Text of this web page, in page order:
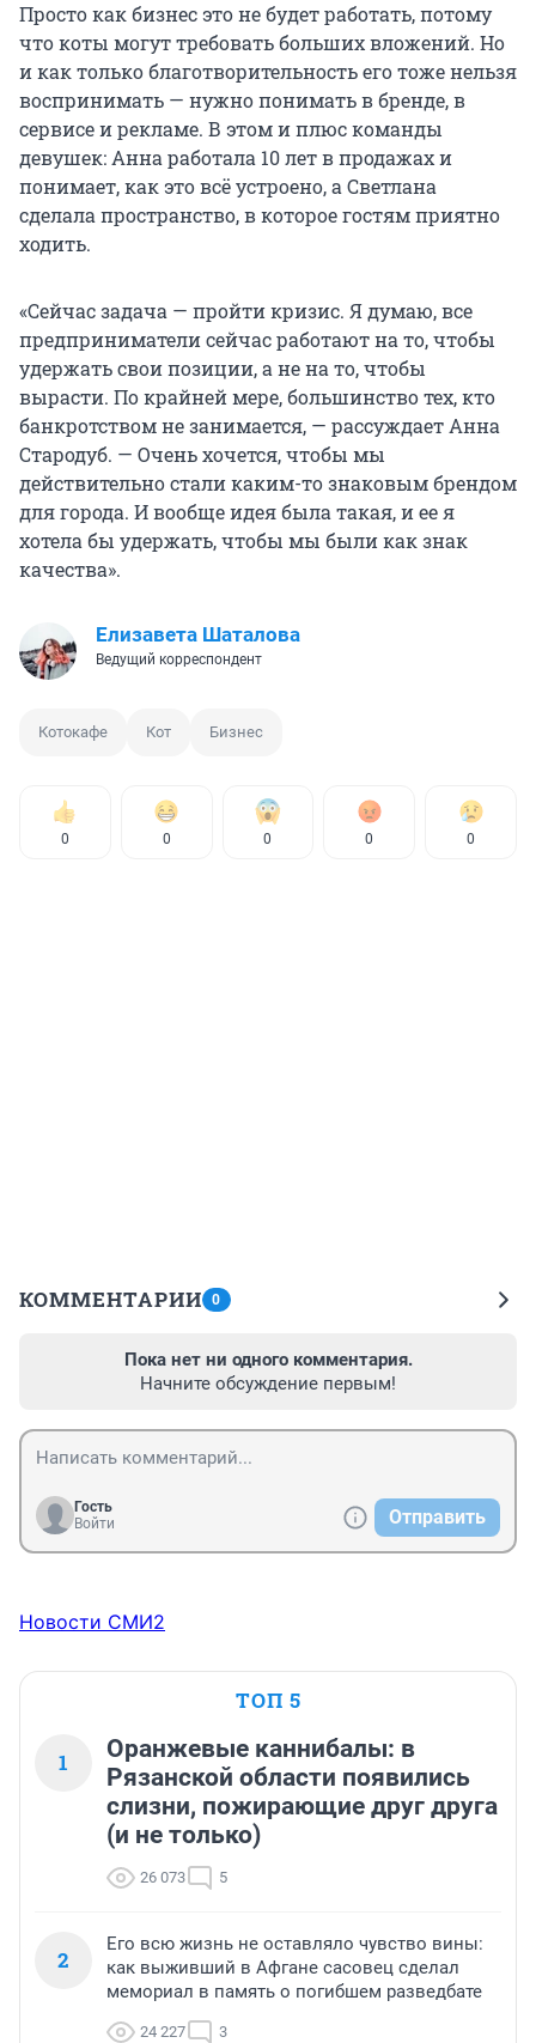
Просто как бизнес это не будет работать, потому
что коты могут требовать больших вложений. Но
и как только благотворительность его тоже нельзя
воспринимать — нужно понимать в бренде, в
сервисе и рекламе. В этом и плюс команды
девушек: Анна работала 10 лет в продажах и
понимает, как это всё устроено, а Светлана
сделала пространство, в которое гостям приятно
ходить.
«Сейчас задача — пройти кризис. Я думаю, все
предприниматели сейчас работают на то, чтобы
удержать свои позиции, а не на то, чтобы
вырасти. По крайней мере, большинство тех, кто
банкротством не занимается, — рассуждает Анна
Стародуб. — Очень хочется, чтобы мы
действительно стали каким-то знаковым брендом
для города. И вообще идея была такая, и ее я
хотела бы удержать, чтобы мы были как знак
качества».
Елизавета Шаталова
Ведущий корреспондент
Котокафе Кот Бизнес
0 0 0 0 0
КОММЕНТАРИИ 0
Пока нет ни одного комментария.
Начните обсуждение первым!
Гость
Войти
Отправить
Новости СМИ2
ТОП 5
1
Оранжевые каннибалы: в
Рязанской области появились
слизни, пожирающие друг друга
(и не только)
26 073 5
2
Его всю жизнь не оставляло чувство вины:
как выживший в Афгане сасовец сделал
мемориал в память о погибшем разведбате
24 227 3